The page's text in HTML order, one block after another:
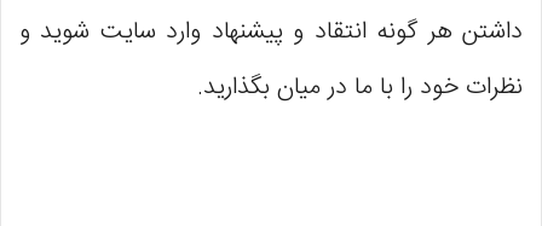
داشتن هر گونه انتقاد و پیشنهاد وارد سایت شوید و
نظرات خود را با ما در میان بگذارید.